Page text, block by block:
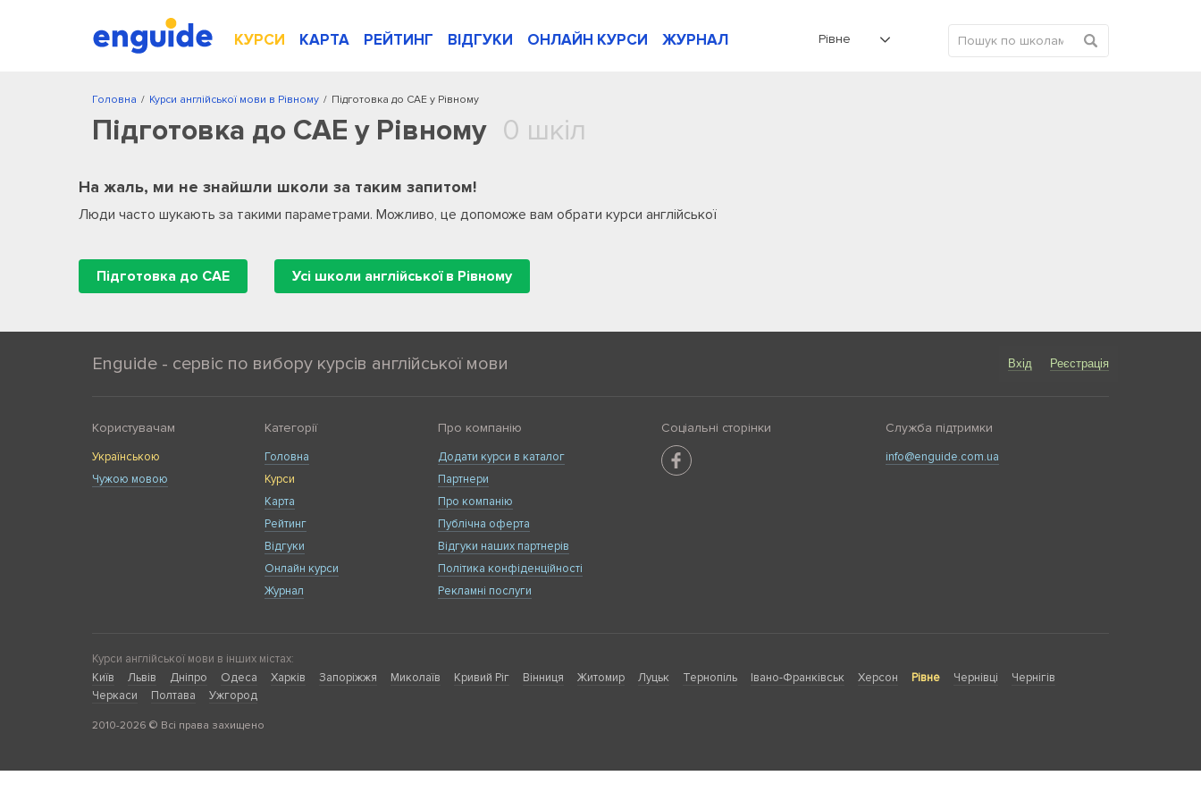
КУРСИ КАРТА РЕЙТИНГ ВІДГУКИ ОНЛАЙН КУРСИ ЖУРНАЛ Рівне
/
Головна /
Курси англійської мови в Рівному Підготовка до CAE у Рівному
Підготовка до CAE у Рівному 0 шкіл
На жаль, ми не знайшли школи за таким запитом!
Люди часто шукають за такими параметрами. Можливо, це допоможе вам обрати курси англійської
Підготовка до CAE Усі школи англійської в Рівному
Enguide - сервіс по вибору курсів англійської мови Вхід Реєстрація
Користувачам
Українською
Чужою мовою
Категорії
Головна
Курси
Карта
Рейтинг
Відгуки
Онлайн курси
Журнал
Про компанію
Додати курси в каталог
Партнери
Про компанію
Публічна оферта
Відгуки наших партнерів
Політика конфіденційності
Рекламні послуги
Соціальні сторінки Служба підтримки
info@enguide.com.ua
Курси англійської мови в інших містах:
Київ
Львів Дніпро Одеса Харків Запоріжжя Миколаїв Кривий Ріг Вінниця Житомир Луцьк Тернопіль Івано-Франківськ Херсон Рівне Чернівці
Чернігів
Черкаси
Полтава Ужгород
2010-2026 © Всі права захищено